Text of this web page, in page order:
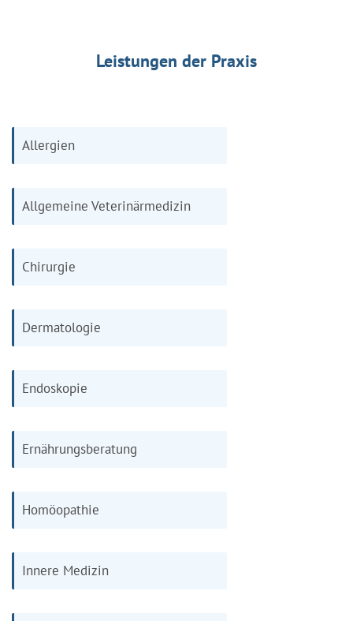
Leistungen der Praxis
Allergien
Allgemeine Veterinärmedizin
Chirurgie
Dermatologie
Endoskopie
Ernährungsberatung
Homöopathie
Innere Medizin